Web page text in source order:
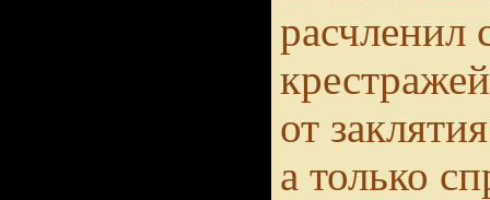
от
а только